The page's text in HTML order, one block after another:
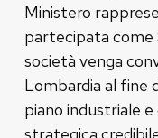
Ministero
partecipata come
società venga
Lombardia al fine
piano industriale e
strategica